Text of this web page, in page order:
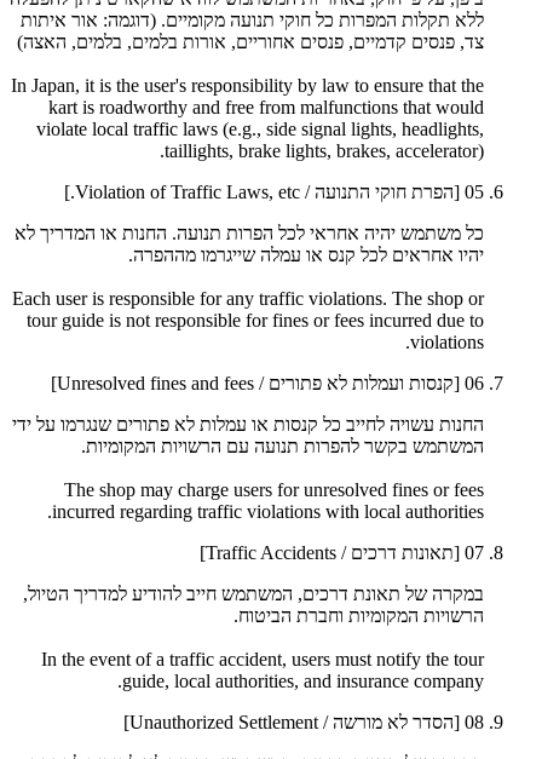
ללא תקלות המפרות כל חוקי תנועה מקומיים. (דוגמה: אור איתות
צד, פנסים קדמיים, פנסים אחוריים, אורות בלמים, בלמים, האצה)
In Japan, it is the user's responsibility by law to ensure that the
kart is roadworthy and free from malfunctions that would
violate local traffic laws (e.g., side signal lights, headlights,
taillights, brake lights, brakes, accelerator).
05 [הפרת חוקי התנועה / Violation of Traffic Laws, etc.]
כל משתמש יהיה אחראי לכל הפרות תנועה. החנות או המדריך לא
יהיו אחראים לכל קנס או עמלה שייגרמו מההפרה.
Each user is responsible for any traffic violations. The shop or
tour guide is not responsible for fines or fees incurred due to
violations.
06 [קנסות ועמלות לא פתורים / Unresolved fines and fees]
החנות עשויה לחייב כל קנסות או עמלות לא פתורים שנגרמו על ידי
המשתמש בקשר להפרות תנועה עם הרשויות המקומיות.
The shop may charge users for unresolved fines or fees
incurred regarding traffic violations with local authorities.
07 [תאונות דרכים / Traffic Accidents]
במקרה של תאונת דרכים, המשתמש חייב להודיע למדריך הטיול,
הרשויות המקומיות וחברת הביטוח.
In the event of a traffic accident, users must notify the tour
guide, local authorities, and insurance company.
08 [הסדר לא מורשה / Unauthorized Settlement]